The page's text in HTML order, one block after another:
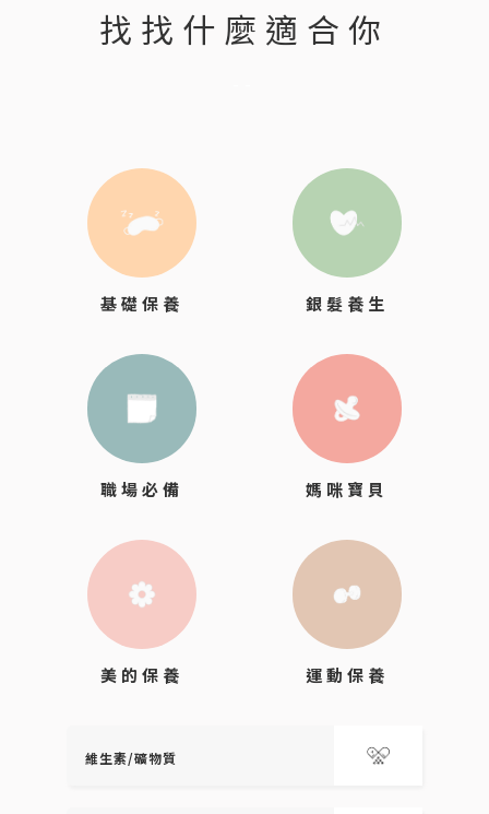
找找什麼適合你
基礎保養 銀髮養生
職場必備 媽咪寶貝
美的保養 運動保養
維生素/礦物質